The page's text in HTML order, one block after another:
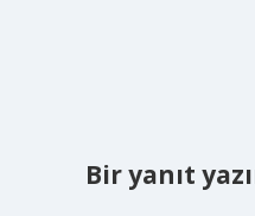
Bir yanıt